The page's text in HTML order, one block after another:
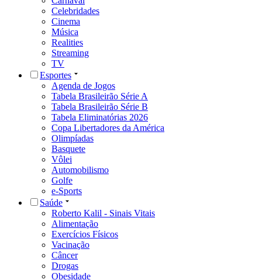
Celebridades
Cinema
Música
Realities
Streaming
TV
Esportes
Agenda de Jogos
Tabela Brasileirão Série A
Tabela Brasileirão Série B
Tabela Eliminatórias 2026
Copa Libertadores da América
Olimpíadas
Basquete
Vôlei
Automobilismo
Golfe
e-Sports
Saúde
Roberto Kalil - Sinais Vitais
Alimentação
Exercícios Físicos
Vacinação
Câncer
Drogas
Obesidade